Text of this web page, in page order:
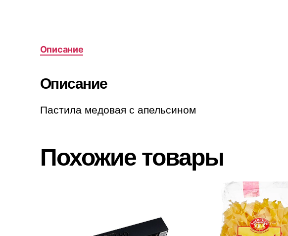
Описание
Описание
Пастила медовая с апельсином
Похожие товары